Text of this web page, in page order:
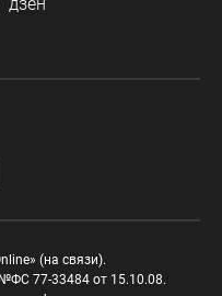
(на связи).
77-33484 от 15.10.08.